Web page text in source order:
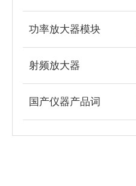
功率放大器模块
射频放大器
国产仪器产品词